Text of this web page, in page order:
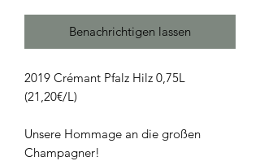
Benachrichtigen lassen
2019 Crémant Pfalz Hilz 0,75L
(21,20€/L)
Unsere Hommage an die großen
Champagner!